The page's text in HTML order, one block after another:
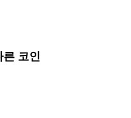
코인